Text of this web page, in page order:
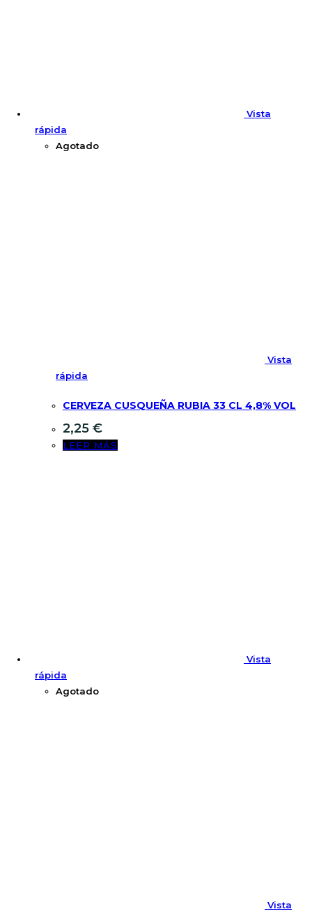
Vista
rápida
Agotado
Vista
rápida
CERVEZA CUSQUEÑA RUBIA 33 CL 4,8% VOL
2,25 €
LEER MÁS
Vista
rápida
Agotado
Vista